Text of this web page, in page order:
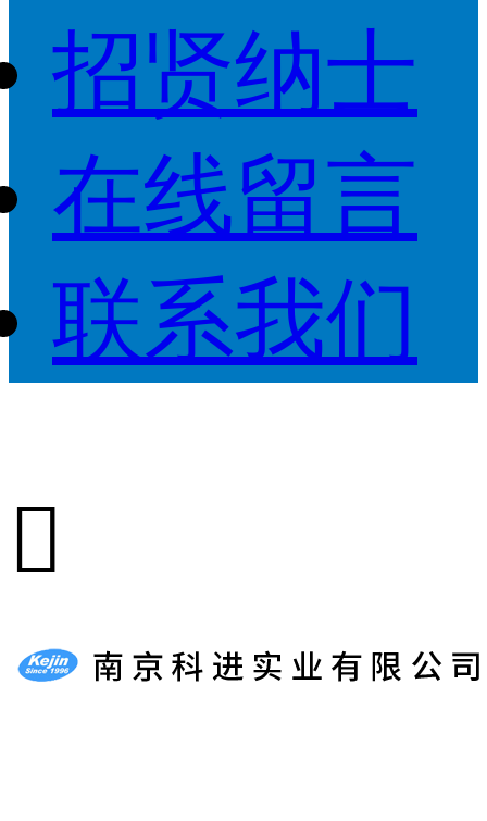
招贤纳士
在线留言
联系我们
